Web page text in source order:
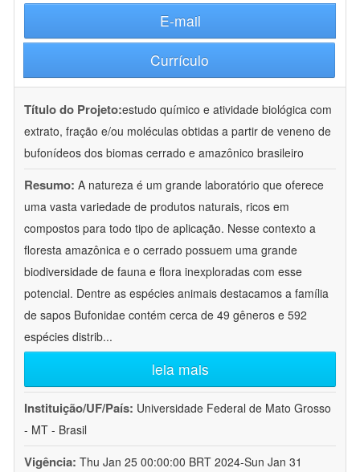
E-mail
Currículo
Título do Projeto:estudo químico e atividade biológica com
extrato, fração e/ou moléculas obtidas a partir de veneno de
bufonídeos dos biomas cerrado e amazônico brasileiro
Resumo: A natureza é um grande laboratório que oferece
uma vasta variedade de produtos naturais, ricos em
compostos para todo tipo de aplicação. Nesse contexto a
floresta amazônica e o cerrado possuem uma grande
biodiversidade de fauna e flora inexploradas com esse
potencial. Dentre as espécies animais destacamos a família
de sapos Bufonidae contém cerca de 49 gêneros e 592
espécies distrib...
leia mais
Instituição/UF/País: Universidade Federal de Mato Grosso
- MT - Brasil
Vigência: Thu Jan 25 00:00:00 BRT 2024-Sun Jan 31